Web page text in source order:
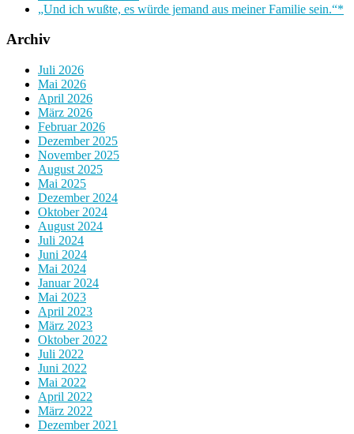
„Und ich wußte, es würde jemand aus meiner Familie sein.“*
Archiv
Juli 2026
Mai 2026
April 2026
März 2026
Februar 2026
Dezember 2025
November 2025
August 2025
Mai 2025
Dezember 2024
Oktober 2024
August 2024
Juli 2024
Juni 2024
Mai 2024
Januar 2024
Mai 2023
April 2023
März 2023
Oktober 2022
Juli 2022
Juni 2022
Mai 2022
April 2022
März 2022
Dezember 2021